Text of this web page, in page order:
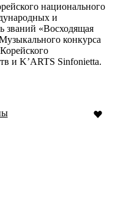
национального
и
званий «Восходящая
конкурса
и K’ARTS Sinfonietta.